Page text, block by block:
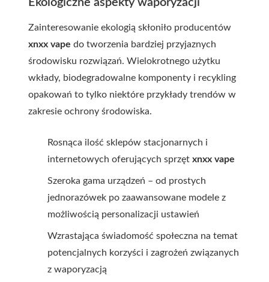
Ekologiczne aspekty waporyzacji
Zainteresowanie ekologią skłoniło producentów
xnxx vape do tworzenia bardziej przyjaznych
środowisku rozwiązań. Wielokrotnego użytku
wkłady, biodegradowalne komponenty i recykling
opakowań to tylko niektóre przykłady trendów w
zakresie ochrony środowiska.
Rosnąca ilość sklepów stacjonarnych i
internetowych oferujących sprzęt xnxx vape
Szeroka gama urządzeń – od prostych
jednorazówek po zaawansowane modele z
możliwością personalizacji ustawień
Wzrastająca świadomość społeczna na temat
potencjalnych korzyści i zagrożeń związanych
z waporyzacją